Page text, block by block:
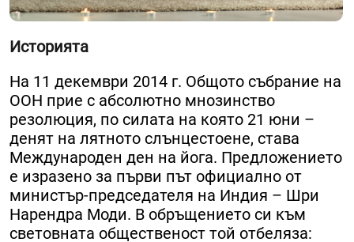
Историята
На 11 декември 2014 г. Общото събрание на
ООН прие с абсолютно мнозинство
резолюция, по силата на която 21 юни –
денят на лятното слънцестоене, става
Международен ден на йога. Предложението
е изразено за първи път официално от
министър-председателя на Индия – Шри
Нарендра Моди. В обръщението си към
световната общественост той отбеляза: